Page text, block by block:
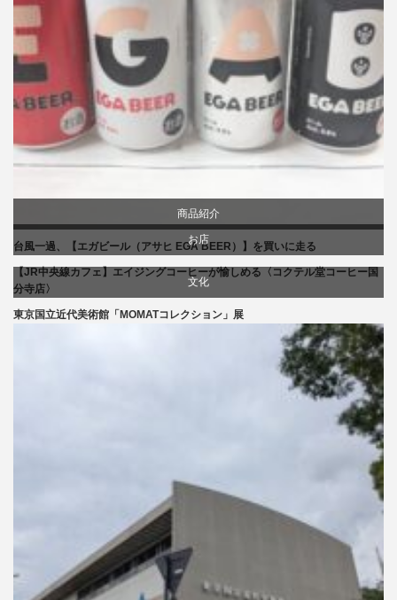
商品紹介
台風一過、【エガビール（アサヒ EGA BEER）】を買いに走る
お店
贈り物・プレゼント
食べ物
【JR中央線カフェ】エイジングコーヒーが愉しめる〈コクテル堂コーヒー国
分寺店〉
文化
美術展・美術館・博物館巡り
東京国立近代美術館「MOMATコレクション」展